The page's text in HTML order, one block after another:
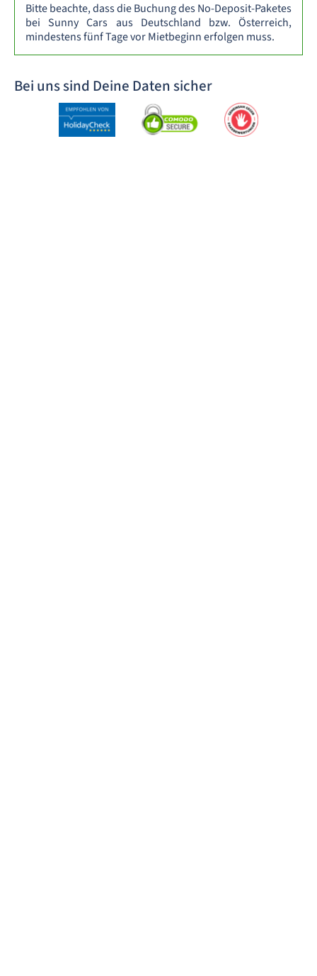
Bitte beachte, dass die Buchung des No-Deposit-Paketes
bei Sunny Cars aus Deutschland bzw. Österreich,
mindestens fünf Tage vor Mietbeginn erfolgen muss.
Bei uns sind Deine Daten sicher